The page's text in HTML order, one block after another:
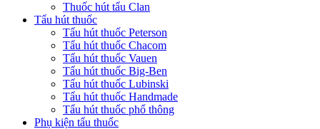
Thuốc hút tẩu Clan
Tẩu hút thuốc
Tẩu hút thuốc Peterson
Tẩu hút thuốc Chacom
Tẩu hút thuốc Vauen
Tẩu hút thuốc Big-Ben
Tẩu hút thuốc Lubinski
Tẩu hút thuốc Handmade
Tẩu hút thuốc phổ thông
Phụ kiện tẩu thuốc